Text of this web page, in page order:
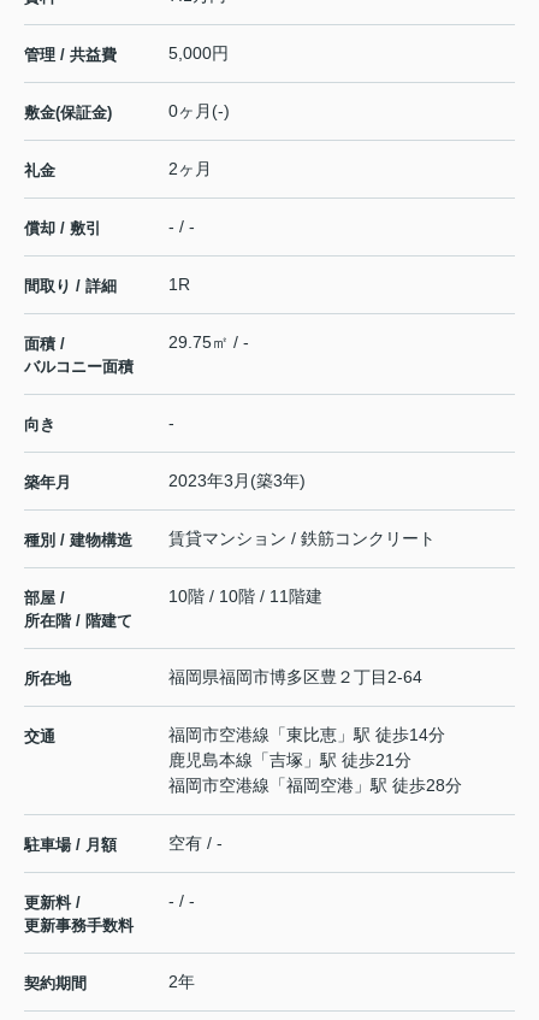
管理 / 共益費 5,000円
敷金(保証金) 0ヶ月(-)
礼金 2ヶ月
償却 / 敷引 - / -
間取り / 詳細 1R
面積 /
バルコニー面積
29.75㎡ / -
向き -
築年月 2023年3月(築3年)
種別 / 建物構造 賃貸マンション / 鉄筋コンクリート
部屋 /
所在階 / 階建て
10階 / 10階 / 11階建
所在地 福岡県福岡市博多区豊 ２丁目2-64
交通 福岡市空港線 「東比恵 」駅 徒歩14分
鹿児島本線 「吉塚 」駅 徒歩21分
福岡市空港線 「福岡空港 」駅 徒歩28分
駐車場 / 月額 空有 / -
更新料 /
更新事務手数料
- / -
契約期間 2年